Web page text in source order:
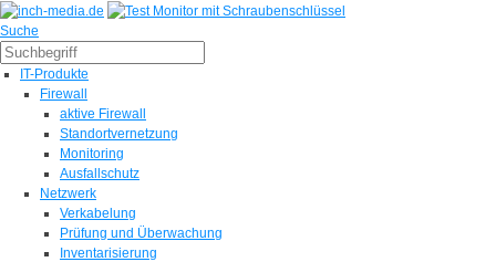
Suche
IT-Produkte
Firewall
aktive Firewall
Standortvernetzung
Monitoring
Ausfallschutz
Netzwerk
Verkabelung
Prüfung und Überwachung
Inventarisierung